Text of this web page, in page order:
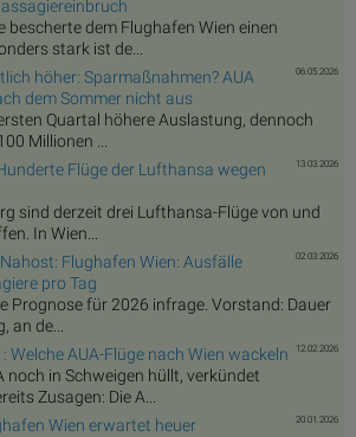
bescherte dem Flughafen Wien einen
stark ist de...
06.05.2026
höher: Sparmaßnahmen? AUA
dem Sommer nicht aus
Quartal höhere Auslastung, dennoch
Millionen ...
13.03.2026
Flüge der Lufthansa wegen
sind derzeit drei Lufthansa-Flüge von und
In Wien...
02.03.2026
Flughafen Wien: Ausfälle
pro Tag
Prognose für 2026 infrage. Vorstand: Dauer
an de...
12.02.2026
Welche AUA-Flüge nach Wien wackeln
noch in Schweigen hüllt, verkündet
Zusagen: Die A...
20.01.2026
Wien erwartet heuer